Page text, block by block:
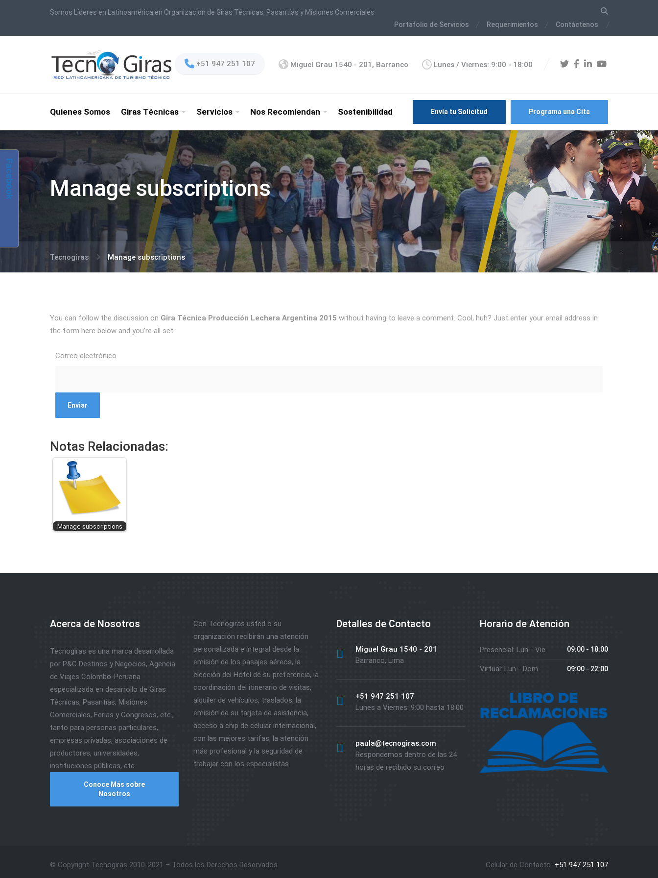
Somos Líderes en Latinoamérica en Organización de Giras Técnicas, Pasantías y Misiones Comerciales
Portafolio de Servicios
Requerimientos Contáctenos
+51 947 251 107 Miguel Grau 1540 - 201, Barranco Lunes / Viernes: 9:00 - 18:00
Quienes Somos Giras Técnicas Servicios Nos Recomiendan Sostenibilidad Envía tu Solicitud Programa una Cita
Manage subscriptions
Tecnogiras Manage subscriptions
You can follow the discussion on Gira Técnica Producción Lechera Argentina 2015 without having to leave a comment. Cool, huh? Just enter your email address in
the form here below and you’re all set.
Correo electrónico
Notas Relacionadas:
Manage subscriptions
Acerca de Nosotros
Tecnogiras es una marca desarrollada
por P&C Destinos y Negocios, Agencia
de Viajes Colombo-Peruana
especializada en desarrollo de Giras
Técnicas, Pasantías, Misiones
Comerciales, Ferias y Congresos, etc.,
tanto para personas particulares,
empresas privadas, asociaciones de
productores, universidades,
instituciones públicas, etc.
Conoce Más sobre
Nosotros
Con Tecnogiras usted o su
organización recibirán una atención
personalizada e integral desde la
emisión de los pasajes aéreos, la
elección del Hotel de su preferencia, la
coordinación del itinerario de visitas,
alquiler de vehículos, traslados, la
emisión de su tarjeta de asistencia,
acceso a chip de celular internacional,
con las mejores tarifas, la atención
más profesional y la seguridad de
trabajar con los especialistas.
Detalles de Contacto
Miguel Grau 1540 - 201
Barranco, Lima
+51 947 251 107
Lunes a Viernes: 9:00 hasta 18:00
paula@tecnogiras.com
Respondemos dentro de las 24
horas de recibido su correo
Horario de Atención
Presencial: Lun - Vie 09:00 - 18:00
Virtual: Lun - Dom 09:00 - 22:00
© Copyright Tecnogiras 2010-2021 – Todos los Derechos Reservados Celular de Contacto +51 947 251 107
Facebook